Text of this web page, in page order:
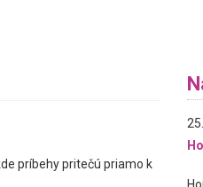
príbehy pritečú priamo k